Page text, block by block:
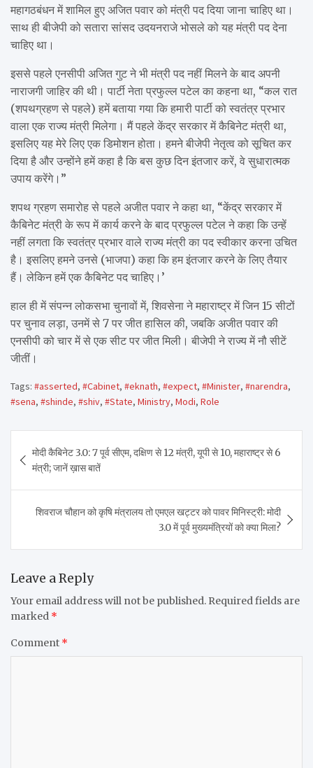
महागठबंधन में शामिल हुए अजित पवार को मंत्री पद दिया जाना चाहिए था।
साथ ही बीजेपी को सतारा सांसद उदयनराजे भोसले को यह मंत्री पद देना
चाहिए था।
इससे पहले एनसीपी अजित गुट ने भी मंत्री पद नहीं मिलने के बाद अपनी
नाराजगी जाहिर की थी। पार्टी नेता प्रफुल्ल पटेल का कहना था, “कल रात
(शपथग्रहण से पहले) हमें बताया गया कि हमारी पार्टी को स्वतंत्र प्रभार
वाला एक राज्य मंत्री मिलेगा। मैं पहले केंद्र सरकार में कैबिनेट मंत्री था,
इसलिए यह मेरे लिए एक डिमोशन होता। हमने बीजेपी नेतृत्व को सूचित कर
दिया है और उन्होंने हमें कहा है कि बस कुछ दिन इंतजार करें, वे सुधारात्मक
उपाय करेंगे।”
शपथ ग्रहण समारोह से पहले अजीत पवार ने कहा था, “केंद्र सरकार में
कैबिनेट मंत्री के रूप में कार्य करने के बाद प्रफुल्ल पटेल ने कहा कि उन्हें
नहीं लगता कि स्वतंत्र प्रभार वाले राज्य मंत्री का पद स्वीकार करना उचित
है। इसलिए हमने उनसे (भाजपा) कहा कि हम इंतजार करने के लिए तैयार
हैं। लेकिन हमें एक कैबिनेट पद चाहिए।’
हाल ही में संपन्न लोकसभा चुनावों में, शिवसेना ने महाराष्ट्र में जिन 15 सीटों
पर चुनाव लड़ा, उनमें से 7 पर जीत हासिल की, जबकि अजीत पवार की
एनसीपी को चार में से एक सीट पर जीत मिली। बीजेपी ने राज्य में नौ सीटें
जीतीं।
Tags: #asserted, #Cabinet, #eknath, #expect, #Minister, #narendra,
#sena, #shinde, #shiv, #State, Ministry, Modi, Role
navigation
मोदी कैबिनेट 3.0: 7 पूर्व सीएम, दक्षिण से 12 मंत्री, यूपी से 10, महाराष्ट्र से 6
मंत्री; जानें ख़ास बातें
शिवराज चौहान को कृषि मंत्रालय तो एमएल खट्टर को पावर मिनिस्ट्री: मोदी
3.0 में पूर्व मुख्यमंत्रियों को क्या मिला?
Leave a Reply
Your email address will not be published. Required fields are
marked *
Comment *